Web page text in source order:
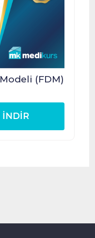
(FDM)
İNDİR